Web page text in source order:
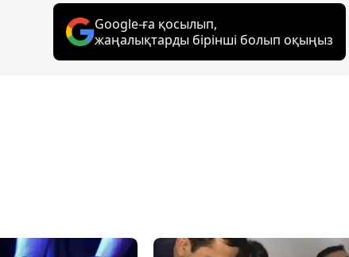
Google-ға қосылып,
жаңалықтарды бірінші болып оқыңыз